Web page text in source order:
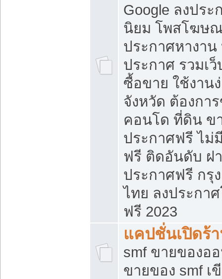
Google ลงปร
นิยม โพสโฆษ
ประกาศหางาน
ประกาศ รวมเ
ซื้อขาย ใช้งาน
จังหวัด ต้องกา
คอนโด ที่ดิน ข
ประกาศฟรี ไม่
ฟรี ติดอันดับ ฝ
ประกาศฟรี กรุ
ไทย ลงประกา
ฟรี 2023
แคปชั่นเปิดร้
smf ขายของอ
ขายของ smf เ